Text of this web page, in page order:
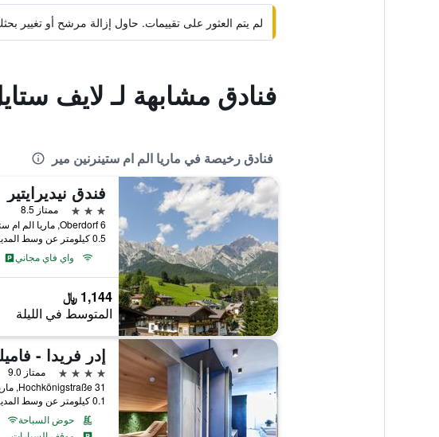
لم يتم العثور على تقييمات. حاول إزالة مرشح أو
فنادق مشابهة لـ لايف
فنادق رخيصة في ماريا الم ام ستينرنين مير
فندق نيديرايتير
3 نجوم
ممتاز 8.5
0.5 كيلومتر عن وسط المدينة
واي فاي مجاني
1,144 ﷼
المتوسط في الليلة
4 نجوم
ممتاز 9.0
0.1 كيلومتر عن وسط المدينة
حوض السباحة